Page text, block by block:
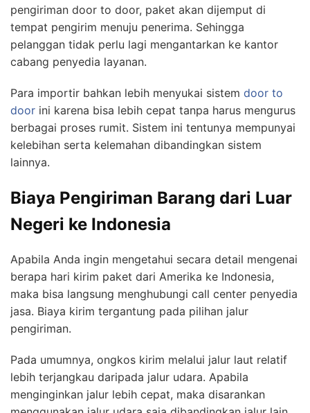
pengiriman door to door, paket akan dijemput di
tempat pengirim menuju penerima. Sehingga
pelanggan tidak perlu lagi mengantarkan ke kantor
cabang penyedia layanan.
Para importir bahkan lebih menyukai sistem door to
door ini karena bisa lebih cepat tanpa harus mengurus
berbagai proses rumit. Sistem ini tentunya mempunyai
kelebihan serta kelemahan dibandingkan sistem
lainnya.
Biaya Pengiriman Barang dari Luar
Negeri ke Indonesia
Apabila Anda ingin mengetahui secara detail mengenai
berapa hari kirim paket dari Amerika ke Indonesia,
maka bisa langsung menghubungi call center penyedia
jasa. Biaya kirim tergantung pada pilihan jalur
pengiriman.
Pada umumnya, ongkos kirim melalui jalur laut relatif
lebih terjangkau daripada jalur udara. Apabila
menginginkan jalur lebih cepat, maka disarankan